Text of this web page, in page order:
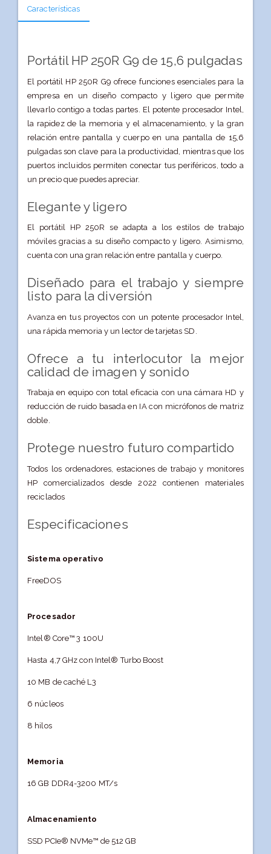
Características
Portátil HP 250R G9 de 15,6 pulgadas
El portátil HP 250R G9 ofrece funciones esenciales para la
empresa en un diseño compacto y ligero que permite
llevarlo contigo a todas partes. El potente procesador Intel,
la rapidez de la memoria y el almacenamiento, y la gran
relación entre pantalla y cuerpo en una pantalla de 15,6
pulgadas son clave para la productividad, mientras que los
puertos incluidos permiten conectar tus periféricos, todo a
un precio que puedes apreciar.
Elegante y ligero
El portátil HP 250R se adapta a los estilos de trabajo
móviles gracias a su diseño compacto y ligero. Asimismo,
cuenta con una gran relación entre pantalla y cuerpo.
Diseñado para el trabajo y siempre
listo para la diversión
Avanza en tus proyectos con un potente procesador Intel,
una rápida memoria y un lector de tarjetas SD.
Ofrece a tu interlocutor la mejor
calidad de imagen y sonido
Trabaja en equipo con total eficacia con una cámara HD y
reducción de ruido basada en IA con micrófonos de matriz
doble.
Protege nuestro futuro compartido
Todos los ordenadores, estaciones de trabajo y monitores
HP comercializados desde 2022 contienen materiales
reciclados
Especificaciones
Sistema operativo
FreeDOS
Procesador
Intel® Core™ 3 100U
Hasta 4,7 GHz con Intel® Turbo Boost
10 MB de caché L3
6 núcleos
8 hilos
Memoria
16 GB DDR4-3200 MT/s
Almacenamiento
SSD PCIe® NVMe™ de 512 GB